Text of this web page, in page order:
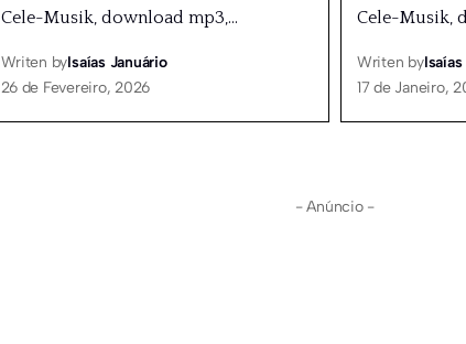
Cele-Musik, download mp3,…
Writen byIsaías Januário
26 de Fevereiro, 2026
Cele-Musik,
Writen by
17 de Janeiro,
- Anúncio -